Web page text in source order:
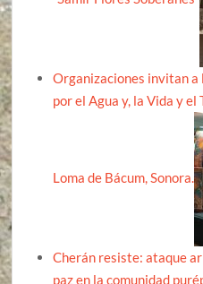
Organizaciones invitan a
por el Agua y, la Vida y
Loma de Bácum, Sonora.
Cherán resiste: ataque
paz en la comunidad